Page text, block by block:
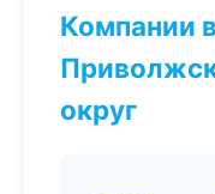
Компании
округ